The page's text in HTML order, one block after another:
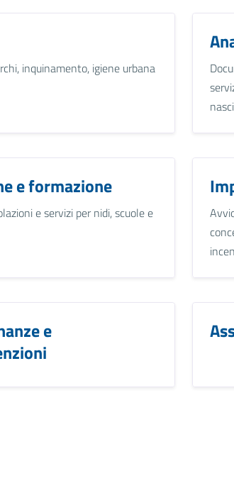
inquinamento, igiene urbana
e formazione
e servizi per nidi, scuole e
e